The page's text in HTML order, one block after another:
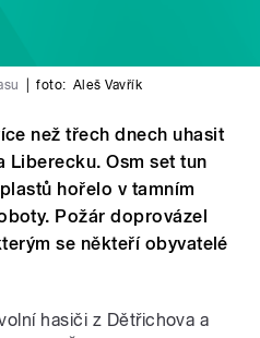
foto: Aleš Vavřík
než třech dnech uhasit
Liberecku. Osm set tun
hořelo v tamním
Požár doprovázel
se někteří obyvatelé
hasiči z Dětřichova a